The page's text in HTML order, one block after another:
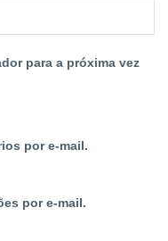
para a próxima vez
por e-mail.
por e-mail.